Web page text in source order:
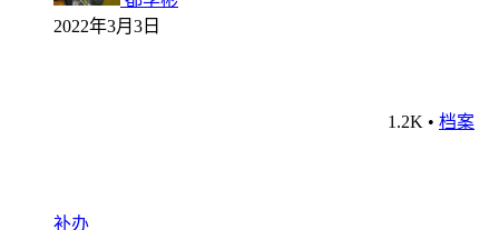
2022年3月3日
1.2K • 档案
补办